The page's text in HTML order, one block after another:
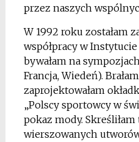
przez naszych
W 1992 roku zostałam
współpracy w
bywałam na
Francja, Wiedeń).
zaprojektowałam
„Polscy sportowcy w
pokaz mody. Skreśliłam
wierszowanych